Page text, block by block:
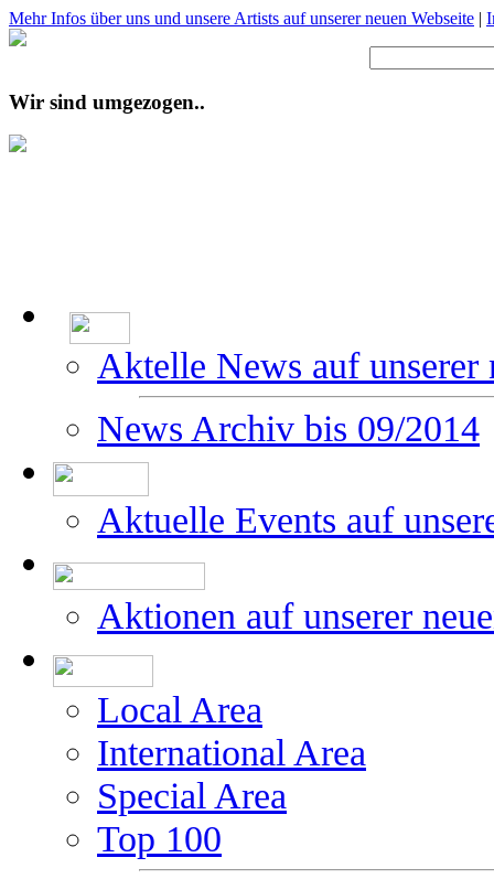
Mehr Infos über uns und unsere Artists auf unserer neuen Webseite |
Wir sind umgezogen..
Aktelle News auf unserer
News Archiv bis 09/2014
Aktuelle Events auf
Aktionen auf unserer
Local Area
International Area
Special Area
Top 100